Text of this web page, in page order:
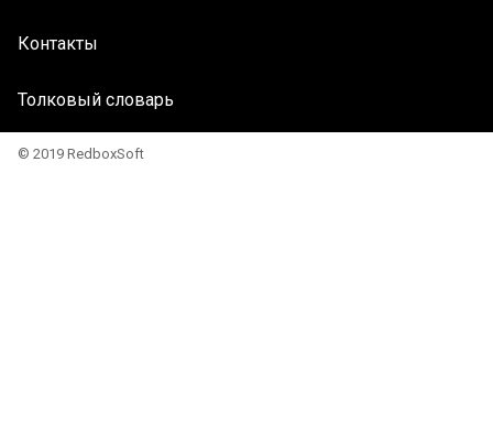
Контакты
Толковый словарь
© 2019 RedboxSoft